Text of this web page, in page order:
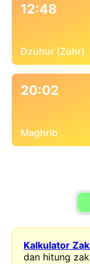
12:48
Dzuhur (Zuhr)
20:02
Maghrib
Kalkulator
dan hitung